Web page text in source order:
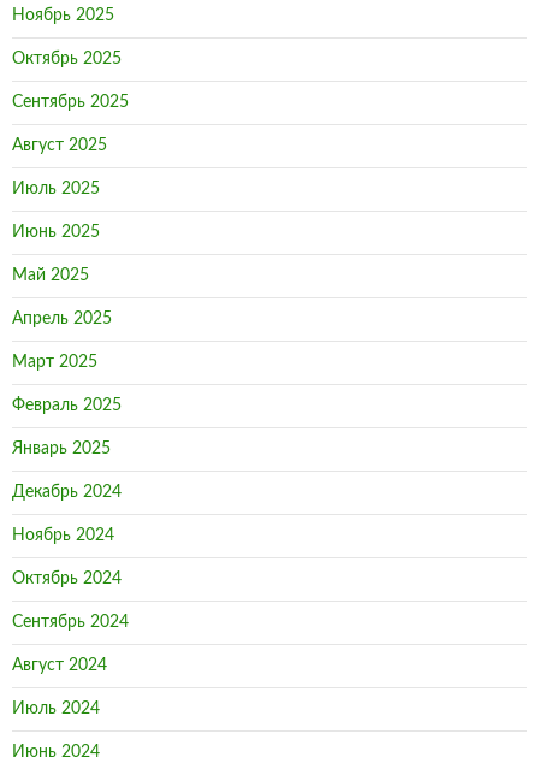
Ноябрь 2025
Октябрь 2025
Сентябрь 2025
Август 2025
Июль 2025
Июнь 2025
Май 2025
Апрель 2025
Март 2025
Февраль 2025
Январь 2025
Декабрь 2024
Ноябрь 2024
Октябрь 2024
Сентябрь 2024
Август 2024
Июль 2024
Июнь 2024